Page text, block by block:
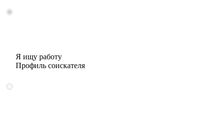
Я ищу работу
Профиль соискателя